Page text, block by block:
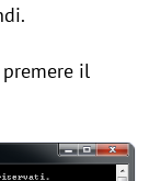
il